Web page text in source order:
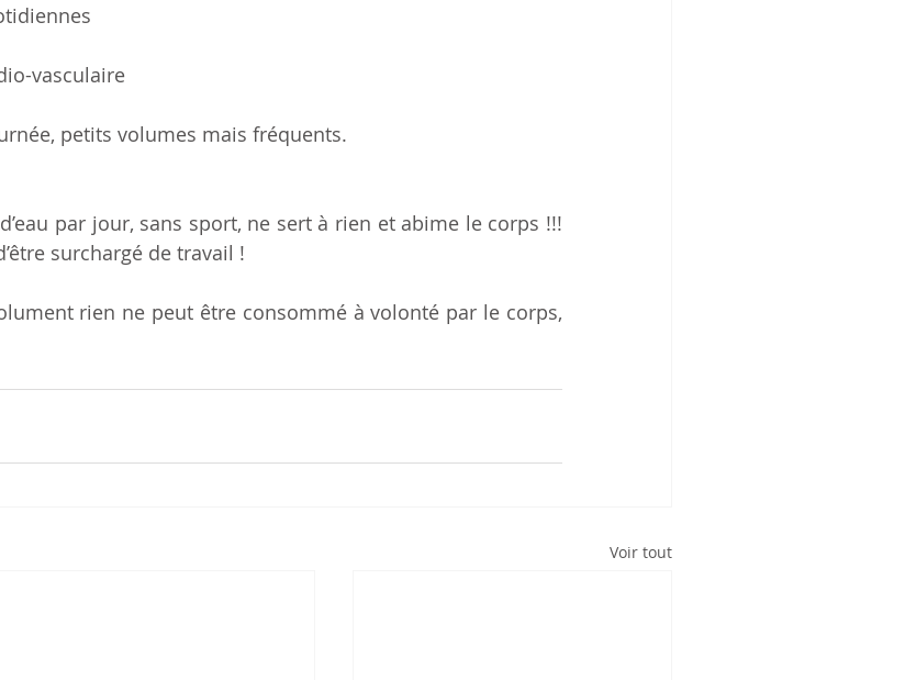
vasculaire
petits volumes mais fréquents.
par jour, sans sport, ne sert à rien et abime le corps !!!
surchargé de travail !
rien ne peut être consommé à volonté par le corps,
Voir tout